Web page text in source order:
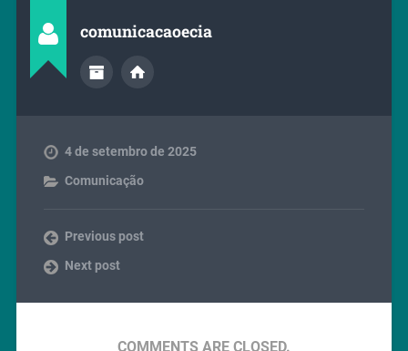
comunicacaoecia
4 de setembro de 2025
Comunicação
Previous post
Next post
COMMENTS ARE CLOSED.